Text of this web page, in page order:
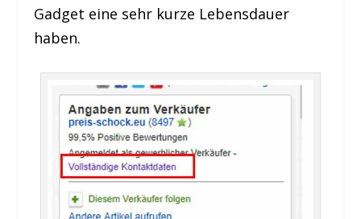
Gadget eine sehr kurze Lebensdauer
haben.